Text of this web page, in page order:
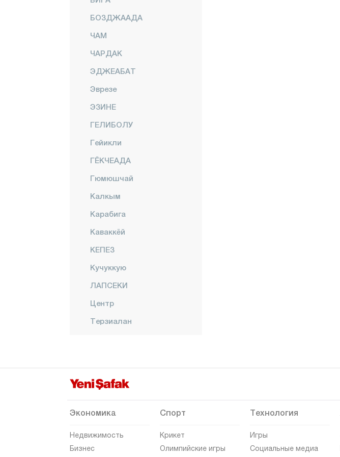
БОЗДЖААДА
ЧАМ
ЧАРДАК
ЭДЖЕАБАТ
Эврезе
ЭЗИНЕ
ГЕЛИБОЛУ
Гейикли
ГЁКЧЕАДА
Гюмюшчай
Калкым
Карабига
Каваккёй
КЕПЕЗ
Кучуккую
ЛАПСЕКИ
Центр
Терзиалан
Чорум
Денизли
Дюздже
Экономика
Недвижимость
Бизнес
Спорт
Крикет
Олимпийские игры
Технология
Игры
Социальные медиа